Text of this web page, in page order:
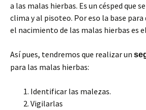
a las malas hierbas. Es un césped que
clima y al pisoteo. Por eso la base para
el nacimiento de las malas hierbas es
Así pues, tendremos que realizar un
para las malas hierbas:
Identificar las malezas.
Vigilarlas